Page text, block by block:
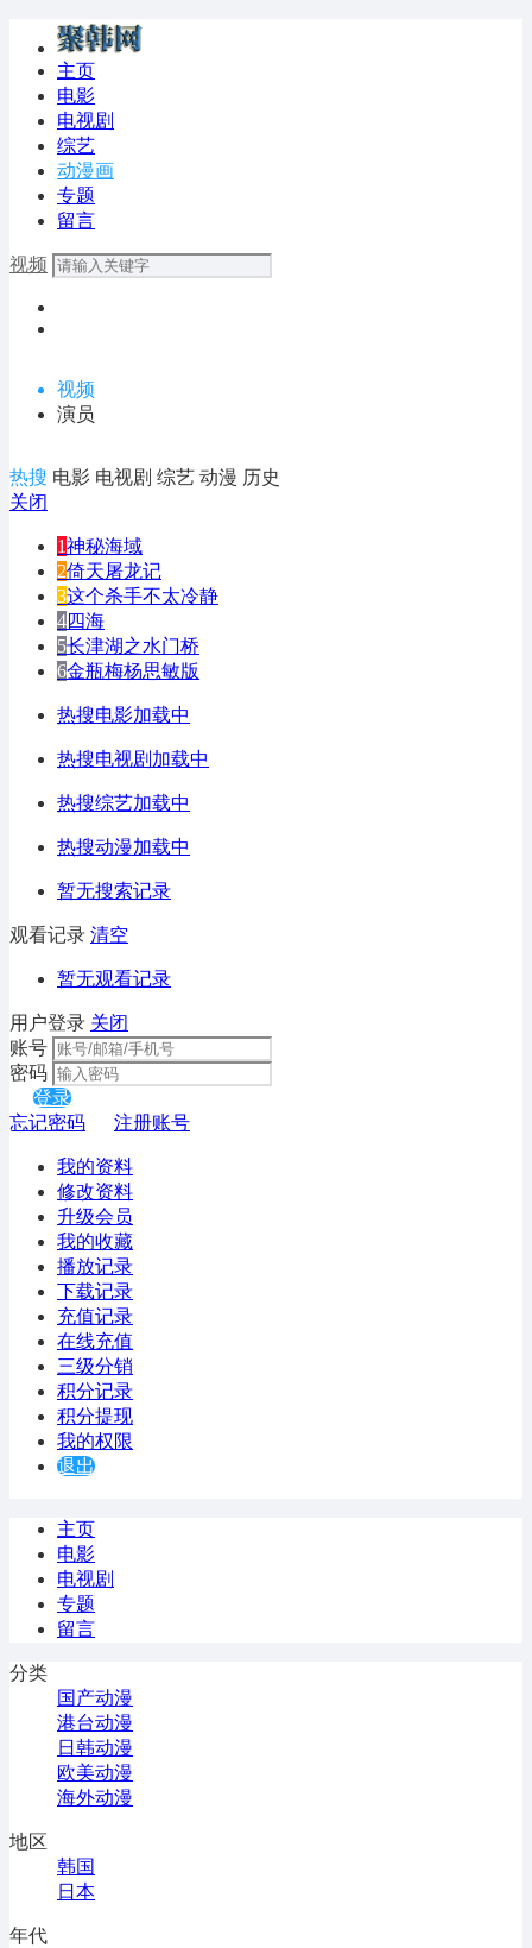
主页
电影
电视剧
综艺
动漫画
专题
留言
视频
视频
演员
热搜 电影 电视剧 综艺 动漫 历史
关闭
1神秘海域
2倚天屠龙记
3这个杀手不太冷静
4四海
5长津湖之水门桥
6金瓶梅杨思敏版
热搜电影加载中
热搜电视剧加载中
热搜综艺加载中
热搜动漫加载中
暂无搜索记录
观看记录 清空
暂无观看记录
用户登录 关闭
账号
密码
登录
忘记密码
注册账号
我的资料
修改资料
升级会员
我的收藏
播放记录
下载记录
充值记录
在线充值
三级分销
积分记录
积分提现
我的权限
退出
主页
电影
电视剧
专题
留言
分类
国产动漫
港台动漫
日韩动漫
欧美动漫
海外动漫
地区
韩国
日本
年代